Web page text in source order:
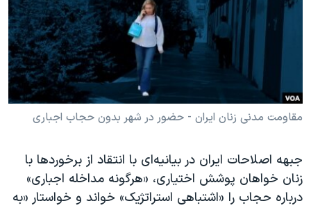
فرهنگ و زندگی
حقوق شهروندی
علم و فناوری
اسرائیل در جنگ
آرشیو پخش زنده
انتخابات ریاست جمهوری آمریکا ۲۰۲۴
حمله جمهوری اسلامی به اسرائیل
رمز مهسا
ورزش زنان در ایران
مجموعه مستندهای دادخواهی
تریبونال مردمی آبان ۹۸
دنبال کنید
زبانهای مختلف
مقاومت مدنی زنان ایران - حضور در شهر بدون حجاب اجباری
جبهه اصلاحات ایران در بیانیه‌ای با انتقاد از برخوردها با
زنان خواهان پوشش اختیاری، «هرگونه مداخله اجباری»
درباره حجاب را «اشتباهی استراتژیک» خواند و خواستار «به